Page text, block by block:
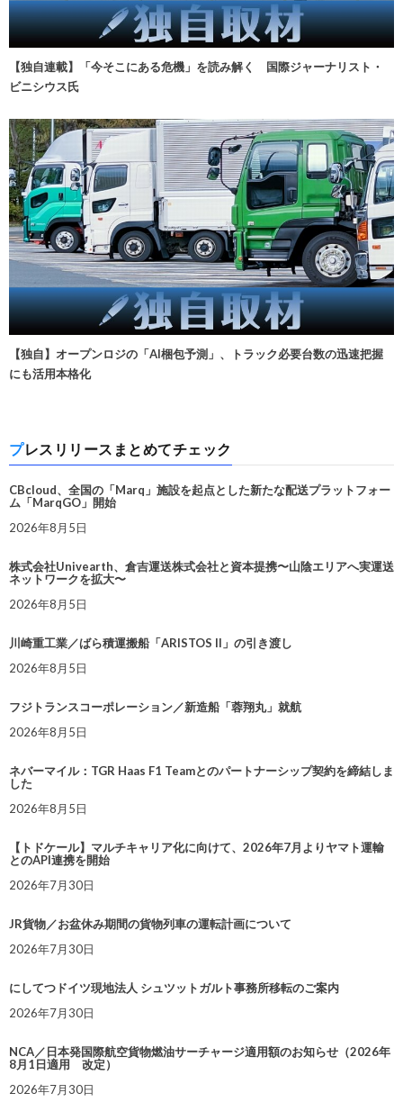
【独自連載】「今そこにある危機」を読み解く 国際ジャーナリスト・
ビニシウス氏
【独自】オープンロジの「AI梱包予測」、トラック必要台数の迅速把握
にも活用本格化
プレスリリースまとめてチェック
CBcloud、全国の「Marq」施設を起点とした新たな配送プラットフォー
ム「MarqGO」開始
2026年8月5日
株式会社Univearth、倉吉運送株式会社と資本提携〜山陰エリアへ実運送
ネットワークを拡大〜
2026年8月5日
川崎重工業／ばら積運搬船「ARISTOS II」の引き渡し
2026年8月5日
フジトランスコーポレーション／新造船「蓉翔丸」就航
2026年8月5日
ネバーマイル：TGR Haas F1 Teamとのパートナーシップ契約を締結しま
した
2026年8月5日
【トドケール】マルチキャリア化に向けて、2026年7月よりヤマト運輸
とのAPI連携を開始
2026年7月30日
JR貨物／お盆休み期間の貨物列車の運転計画について
2026年7月30日
にしてつドイツ現地法人 シュツットガルト事務所移転のご案内
2026年7月30日
NCA／日本発国際航空貨物燃油サーチャージ適用額のお知らせ（2026年
8月1日適用 改定）
2026年7月30日